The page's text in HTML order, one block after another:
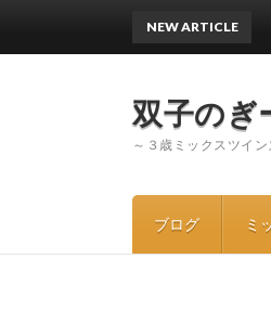
双子のぎ
～３歳ミックスツイン
ブログ ミ
NEW ARTICLE